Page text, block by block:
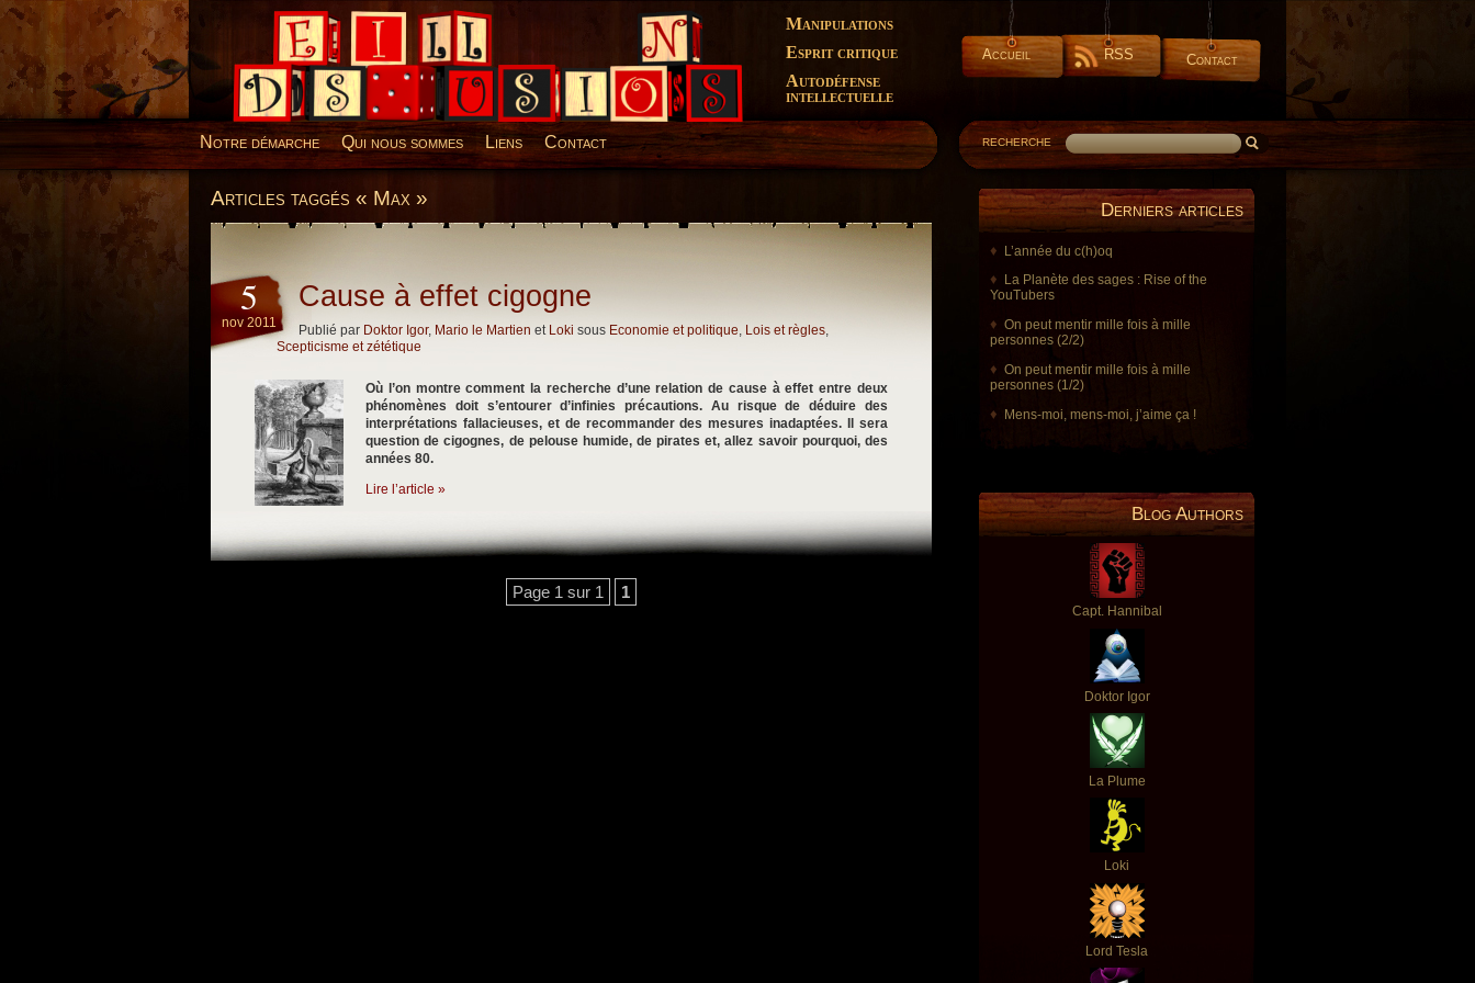
Desillusions
Manipulations
Esprit critique
Autodéfense
intellectuelle
Accueil RSS Contact
Notre démarche Qui nous sommes Liens Contact RECHERCHE
Articles taggés « Max »
5
nov 2011
Cause à effet cigogne
Publié par Doktor Igor, Mario le Martien et Loki sous Economie et politique, Lois et règles,
Scepticisme et zététique
Où l’on montre comment la recherche d’une relation de cause à effet entre deux
phénomènes doit s’entourer d’infinies précautions. Au risque de déduire des
interprétations fallacieuses, et de recommander des mesures inadaptées. Il sera
question de cigognes, de pelouse humide, de pirates et, allez savoir pourquoi, des
années 80.
Lire l’article »
Page 1 sur 1 1
Derniers articles
L’année du c(h)oq
La Planète des sages : Rise of the
YouTubers
On peut mentir mille fois à mille
personnes (2/2)
On peut mentir mille fois à mille
personnes (1/2)
Mens-moi, mens-moi, j’aime ça !
Blog Authors
Capt. Hannibal
Doktor Igor
La Plume
Loki
Lord Tesla